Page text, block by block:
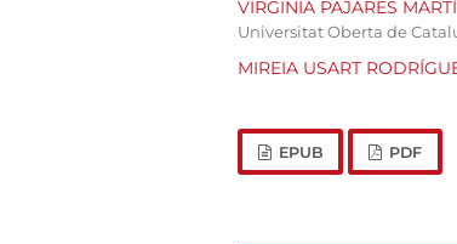
VIRGINIA PAJARES
Universitat Oberta de
MIREIA USART
EPUB PDF